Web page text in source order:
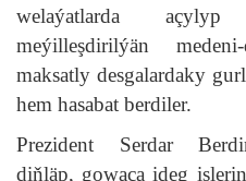
welaýatlarda
meýilleşdirilýän
maksatly desgalardaky
hem hasabat berdiler.
Prezident Serdar
diňläp, gowaça ideg